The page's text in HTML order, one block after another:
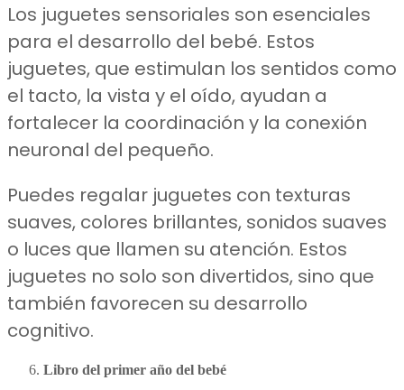
Los juguetes sensoriales son esenciales
para el desarrollo del bebé. Estos
juguetes, que estimulan los sentidos como
el tacto, la vista y el oído, ayudan a
fortalecer la coordinación y la conexión
neuronal del pequeño.
Puedes regalar juguetes con texturas
suaves, colores brillantes, sonidos suaves
o luces que llamen su atención. Estos
juguetes no solo son divertidos, sino que
también favorecen su desarrollo
cognitivo.
Libro del primer año del bebé